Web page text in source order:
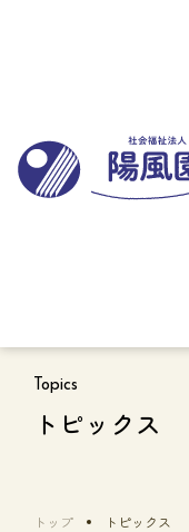
Topics
トピックス
トップ トピックス